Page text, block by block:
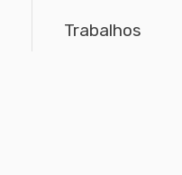
Trabalhos